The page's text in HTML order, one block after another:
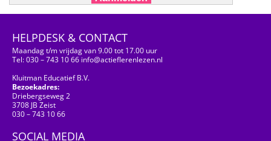
HELPDESK & CONTACT
Maandag t/m vrijdag van 9.00 tot 17.00 uur
Tel: 030 – 743 10 66 info@actieflerenlezen.nl
Kluitman Educatief B.V.
Bezoekadres:
Driebergseweg 2
3708 JB Zeist
030 – 743 10 66
SOCIAL MEDIA